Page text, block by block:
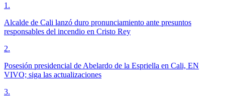
1 .
Alcalde de Cali lanzó duro pronunciamiento ante presuntos
responsables del incendio en Cristo Rey
2.
Posesión presidencial de Abelardo de la Espriella en Cali, EN
VIVO; siga las actualizaciones
3.